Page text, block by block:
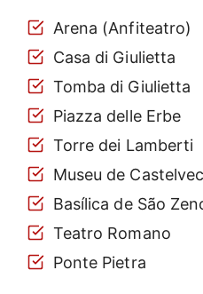
Arena (Anfiteatro)
Casa di Giulietta
Tomba di Giulietta
Piazza delle Erbe
Torre dei Lamberti
Museu de
Basílica de São
Teatro Romano
Ponte Pietra